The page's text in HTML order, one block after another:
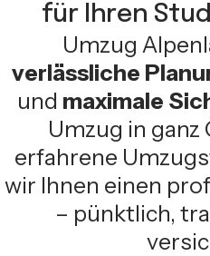
für Ihren
Umzug
verlässliche
und maximale
Umzug in
erfahrene
wir Ihnen einen
– pünktlich,